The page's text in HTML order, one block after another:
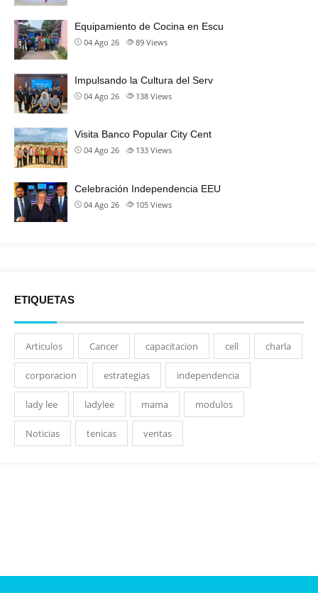
Equipamiento de Cocina en Escu
04 Ago 26 89 Views
Impulsando la Cultura del Serv
04 Ago 26 138 Views
Visita Banco Popular City Cent
04 Ago 26 133 Views
Celebración Independencia EEU
04 Ago 26 105 Views
ETIQUETAS
Articulos Cancer capacitacion cell charla
corporacion estrategias independencia
lady lee ladylee mama modulos
Noticias tenicas ventas